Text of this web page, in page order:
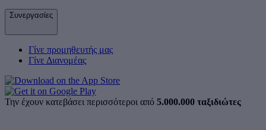
Συνεργασίες
Γίνε προμηθευτής μας
Γίνε Διανομέας
Την έχουν κατεβάσει περισσότεροι από 5.000.000 ταξιδιώτες